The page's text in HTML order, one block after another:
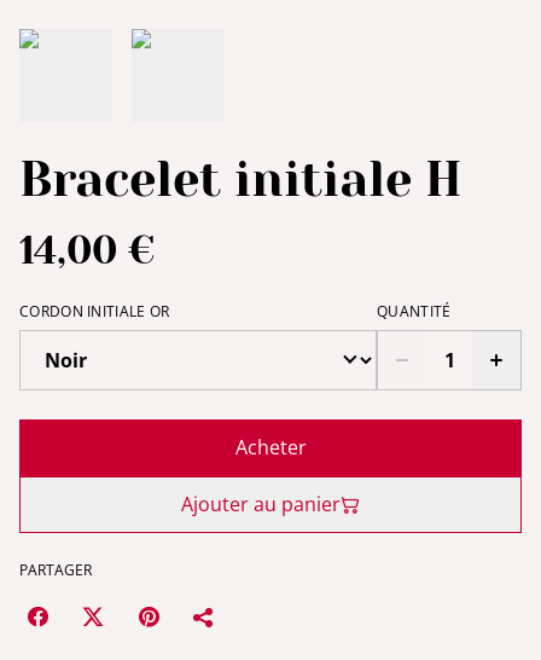
Bracelet initiale H
14,00 €
CORDON INITIALE OR QUANTITÉ
Acheter
Ajouter au panier
PARTAGER